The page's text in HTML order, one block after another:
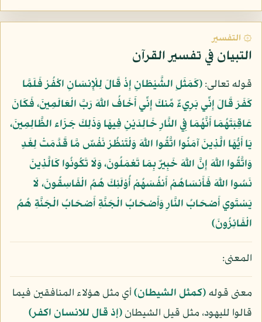
۞ التفسير
التبيان في تفسير القرآن
قوله تعالى:﴿كَمَثَلِ الشَّيْطَانِ إِذْ قَالَ لِلْإِنسَانِ اكْفُرْ فَلَمَّا
كَفَرَ قَالَ إِنِّي بَرِيءٌ مِّنكَ إِنِّي أَخَافُ اللَّهَ رَبَّ الْعَالَمِينَ، فَكَانَ
عَاقِبَتَهُمَا أَنَّهُمَا فِي النَّارِ خَالِدَيْنِ فِيهَا وَذَلِكَ جَزَاء الظَّالِمِينَ،
يَا أَيُّهَا الَّذِينَ آمَنُوا اتَّقُوا اللَّهَ وَلْتَنظُرْ نَفْسٌ مَّا قَدَّمَتْ لِغَدٍ
وَاتَّقُوا اللَّهَ إِنَّ اللَّهَ خَبِيرٌ بِمَا تَعْمَلُونَ، وَلَا تَكُونُوا كَالَّذِينَ
نَسُوا اللَّهَ فَأَنسَاهُمْ أَنفُسَهُمْ أُوْلَئِكَ هُمُ الْفَاسِقُونَ، لَا
يَسْتَوِي أَصْحَابُ النَّارِ وَأَصْحَابُ الْجَنَّةِ أَصْحَابُ الْجَنَّةِ هُمُ
الْفَائِزُونَ﴾
المعنى:
معنى قوله(كمثل الشيطان)أي مثل هؤلاء المنافقين فيما
قالوا لليهود، مثل قيل الشيطان(إذ قال للانسان اكفر)